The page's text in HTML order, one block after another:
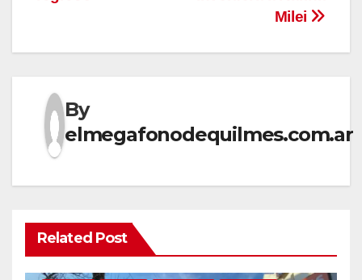
Milei
By
elmegafonodequilmes.com.ar
Related Post